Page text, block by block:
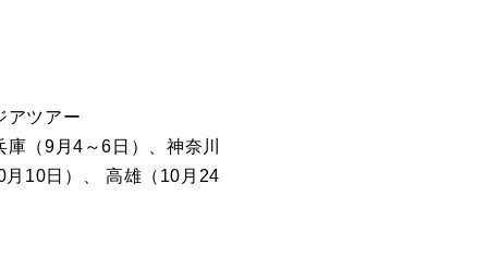
アツアー
（9月4～6日）、神奈川
月10日）、 高雄（10月24